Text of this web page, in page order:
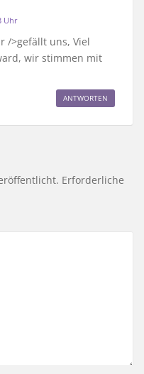
Uhr
/>gefällt uns, Viel
wir stimmen mit
ANTWORTEN
Erforderliche